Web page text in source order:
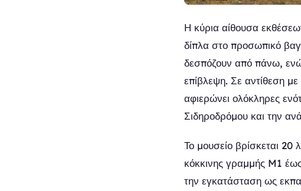
Η κύρια αίθουσα
δίπλα στο προσωπικό
δεσπόζουν από πάνω, ενώ
επίβλεψη. Σε αντίθεση
αφιερώνει ολόκληρες
Σιδηροδρόμου και την
Το μουσείο βρίσκεται
κόκκινης γραμμής M1
την εγκατάσταση ως